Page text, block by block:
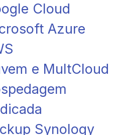
Cloud
Azure
e MultCloud
Synology